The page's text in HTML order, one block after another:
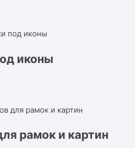
иконы
рамок и картин